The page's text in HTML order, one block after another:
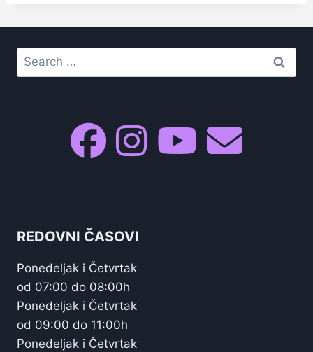
Search
for:
REDOVNI ČASOVI
Ponedeljak i Četvrtak
od 07:00 do 08:00h
Ponedeljak i Četvrtak
od 09:00 do 11:00h
Ponedeljak i Četvrtak